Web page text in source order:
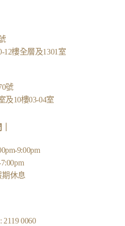
12樓全層及1301室
號
及10樓03-04室
9:00pm
期休息
2119 0060